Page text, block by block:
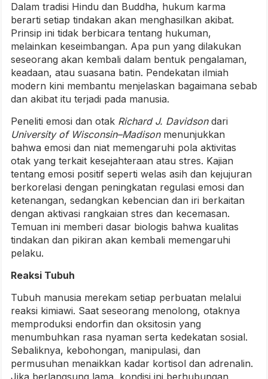
Dalam tradisi Hindu dan Buddha, hukum karma
berarti setiap tindakan akan menghasilkan akibat.
Prinsip ini tidak berbicara tentang hukuman,
melainkan keseimbangan. Apa pun yang dilakukan
seseorang akan kembali dalam bentuk pengalaman,
keadaan, atau suasana batin. Pendekatan ilmiah
modern kini membantu menjelaskan bagaimana sebab
dan akibat itu terjadi pada manusia.
Peneliti emosi dan otak Richard J. Davidsondari
University of Wisconsin–Madisonmenunjukkan
bahwa emosi dan niat memengaruhi pola aktivitas
otak yang terkait kesejahteraan atau stres. Kajian
tentang emosi positif seperti welas asih dan kejujuran
berkorelasi dengan peningkatan regulasi emosi dan
ketenangan, sedangkan kebencian dan iri berkaitan
dengan aktivasi rangkaian stres dan kecemasan.
Temuan ini memberi dasar biologis bahwa kualitas
tindakan dan pikiran akan kembali memengaruhi
pelaku.
Reaksi Tubuh
Tubuh manusia merekam setiap perbuatan melalui
reaksi kimiawi. Saat seseorang menolong, otaknya
memproduksi endorfin dan oksitosin yang
menumbuhkan rasa nyaman serta kedekatan sosial.
Sebaliknya, kebohongan, manipulasi, dan
permusuhan menaikkan kadar kortisol dan adrenalin.